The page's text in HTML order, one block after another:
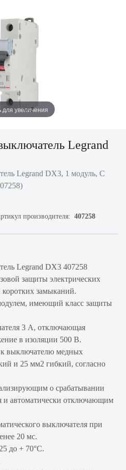
для увеличения
Legrand
Legrand DX3, 1 модуль, C
производителя: 407258
Legrand DX3 407258
защиты электрических
коротких замыканий.
имеющий класс защиты
3 А, отключающая
в изоляции 500 В.
выключателю медных
и 25 мм2 гибкий, согласно
о срабатывании
и автоматически отключающим
выключателя при
20 мс.
до + 70°С.